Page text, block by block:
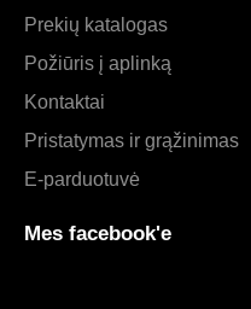
Prekių katalogas
Požiūris į aplinką
Kontaktai
Pristatymas ir grąžinimas
E-parduotuvė
Mes facebook'e